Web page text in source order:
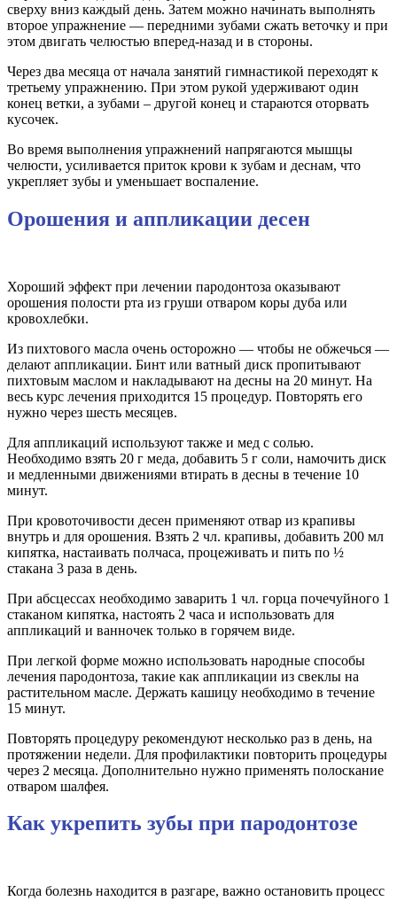
сверху вниз каждый день. Затем можно начинать выполнять
второе упражнение — передними зубами сжать веточку и при
этом двигать челюстью вперед-назад и в стороны.
Через два месяца от начала занятий гимнастикой переходят к
третьему упражнению. При этом рукой удерживают один
конец ветки, а зубами – другой конец и стараются оторвать
кусочек.
Во время выполнения упражнений напрягаются мышцы
челюсти, усиливается приток крови к зубам и деснам, что
укрепляет зубы и уменьшает воспаление.
Орошения и аппликации десен
Хороший эффект при лечении пародонтоза оказывают
орошения полости рта из груши отваром коры дуба или
кровохлебки.
Из пихтового масла очень осторожно — чтобы не обжечься —
делают аппликации. Бинт или ватный диск пропитывают
пихтовым маслом и накладывают на десны на 20 минут. На
весь курс лечения приходится 15 процедур. Повторять его
нужно через шесть месяцев.
Для аппликаций используют также и мед с солью.
Необходимо взять 20 г меда, добавить 5 г соли, намочить диск
и медленными движениями втирать в десны в течение 10
минут.
При кровоточивости десен применяют отвар из крапивы
внутрь и для орошения. Взять 2 чл. крапивы, добавить 200 мл
кипятка, настаивать полчаса, процеживать и пить по ½
стакана 3 раза в день.
При абсцессах необходимо заварить 1 чл. горца почечуйного 1
стаканом кипятка, настоять 2 часа и использовать для
аппликаций и ванночек только в горячем виде.
При легкой форме можно использовать народные способы
лечения пародонтоза, такие как аппликации из свеклы на
растительном масле. Держать кашицу необходимо в течение
15 минут.
Повторять процедуру рекомендуют несколько раз в день, на
протяжении недели. Для профилактики повторить процедуры
через 2 месяца. Дополнительно нужно применять полоскание
отваром шалфея.
Как укрепить зубы при пародонтозе
Когда болезнь находится в разгаре, важно остановить процесс